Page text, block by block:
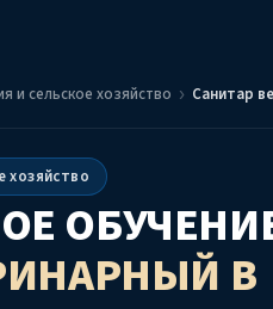
и сельское хозяйство Санитар
хозяйство
В